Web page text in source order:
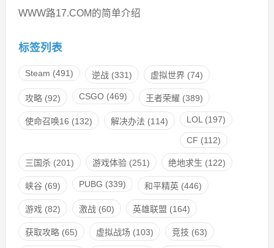
WWW路17.COM的简单介绍
标签列表
Steam (491) 逆战(331) 虚拟世界(74)
攻略(92) CSGO(469) 王者荣耀 (389)
使命召唤16 (132) 解决办法 (114) LOL (197)
CF (112)
三国杀(201) 游戏体验(251) 绝地求生 (122)
峡谷(69) PUBG (339) 和平精英(446)
游戏 (82) 激战(60) 英雄联盟 (164)
获取攻略(65) 虚拟战场 (103) 竞技 (63)